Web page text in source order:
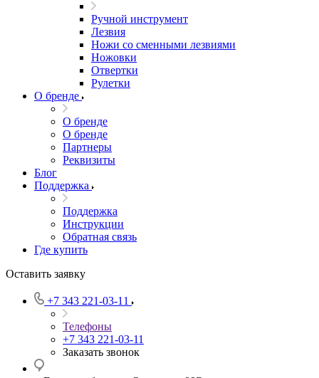
Ручной инструмент
Лезвия
Ножи со сменными лезвиями
Ножовки
Отвертки
Рулетки
О бренде
О бренде
О бренде
Партнеры
Реквизиты
Блог
Поддержка
Поддержка
Инструкции
Обратная связь
Где купить
Оставить заявку
+7 343 221-03-11
Телефоны
+7 343 221-03-11
Заказать звонок